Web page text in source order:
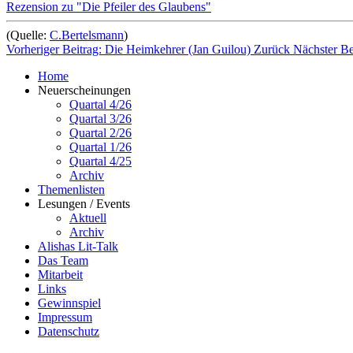
Rezension zu "Die Pfeiler des Glaubens"
(Quelle: C.Bertelsmann)
Vorheriger Beitrag: Die Heimkehrer (Jan Guilou) Zurück Nächster
Home
Neuerscheinungen
Quartal 4/26
Quartal 3/26
Quartal 2/26
Quartal 1/26
Quartal 4/25
Archiv
Themenlisten
Lesungen / Events
Aktuell
Archiv
Alishas Lit-Talk
Das Team
Mitarbeit
Links
Gewinnspiel
Impressum
Datenschutz